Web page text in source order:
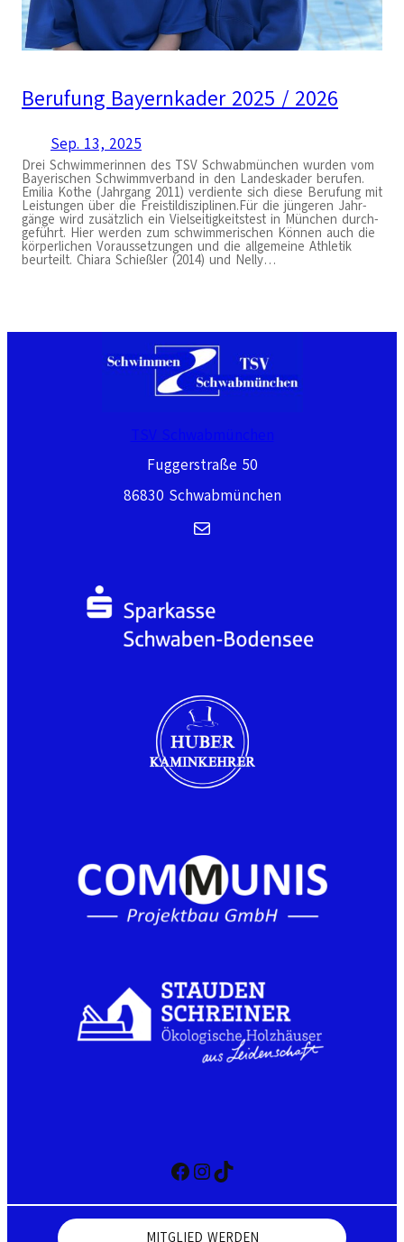
Berufung Bayernkader 2025 / 2026
Sep. 13, 2025
Drei Schwim­me­rin­nen des TSV Schwab­mün­chen wur­den vom
Baye­ri­schen Schwimm­ver­band in den Lan­des­ka­der beru­fen.
Emi­lia Kothe (Jahr­gang 2011) ver­dien­te sich die­se Beru­fung mit
Leis­tun­gen über die Frei­s­til­dis­zi­pli­nen.Für die jün­ge­ren Jahr­
gän­ge wird zusätz­lich ein Viel­sei­tig­keits­test in Mün­chen durch­
ge­führt. Hier wer­den zum schwim­me­ri­schen Kön­nen auch die
kör­per­li­chen Vor­aus­set­zun­gen und die all­ge­mei­ne Ath­le­tik
beur­teilt. Chia­ra Schieß­ler (2014) und Nel­ly…
TSV Schwabmünchen
Fuggerstraße 50
86830 Schwabmünchen
E-Mail
Facebook InstagramTikTok
MITGLIED WERDEN